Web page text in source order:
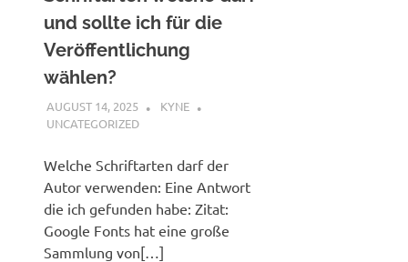
und sollte ich für die
Veröffentlichung
wählen?
AUGUST 14, 2025
KYNE
UNCATEGORIZED
Welche Schriftarten darf der
Autor verwenden: Eine Antwort
die ich gefunden habe: Zitat:
Google Fonts hat eine große
Sammlung von[…]